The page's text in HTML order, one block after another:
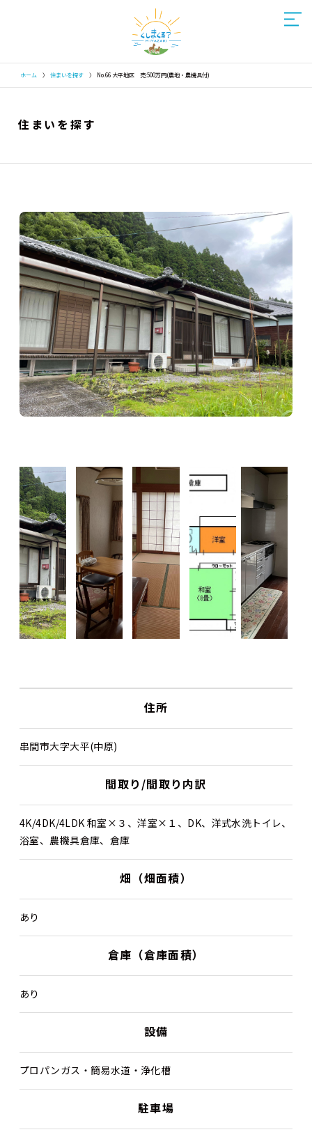
ホーム 〉 住まいを探す 〉 No.66 大平地区 売:500万円(農地・農機具付)
住まいを探す
住所
串間市大字大平(中原)
間取り/間取り内訳
4K/4DK/4LDK 和室×３、洋室×１、DK、洋式水洗トイレ、
浴室、農機具倉庫、倉庫
畑（畑面積）
あり
倉庫（倉庫面積）
あり
設備
プロパンガス・簡易水道・浄化槽
駐車場